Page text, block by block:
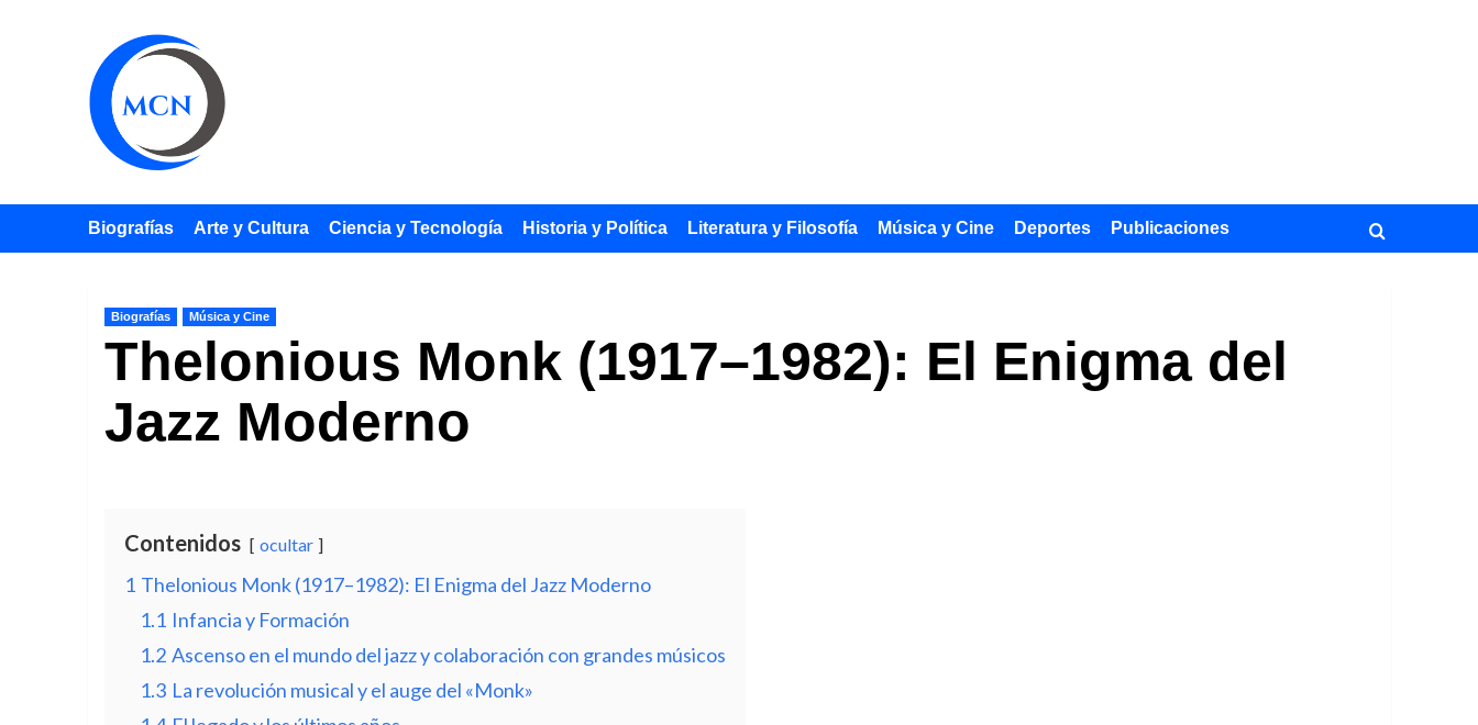
Biografías Arte y Cultura Ciencia y Tecnología Historia y Política Literatura y Filosofía Música y Cine Deportes Publicaciones
Biografías Música y Cine
Thelonious Monk (1917–1982): El Enigma del
Jazz Moderno
Contenidos ocultar
1 Thelonious Monk (1917–1982): El Enigma del Jazz Moderno
1.1 Infancia y Formación
1.2 Ascenso en el mundo del jazz y colaboración con grandes músicos
1.3 La revolución musical y el auge del «Monk»